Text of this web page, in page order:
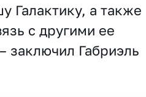
Галактику, а также
с другими ее
заключил Габриэль